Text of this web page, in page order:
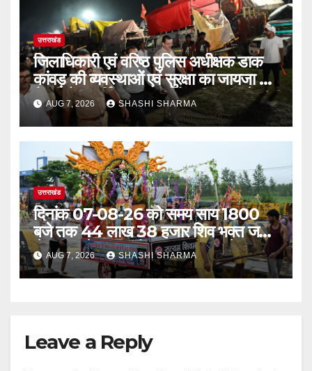
उत्तराखंड
जिलाधिकारी एवं वरिष्ठ पुलिस अधीक्षक डाक
कांवड़ की व्यवस्थाओं एवं सुरक्षा का जायजा लेने
बैरागी कैंप पार्किंग स्थल जीरो ग्राउंड पर देर
रात्रि पहुंचे
AUG 7, 2026 SHASHI SHARMA
उत्तराखंड
दिनांक 07-08-26 को समय साय 1800
बजे तक 44 लाख 38 हजार शिव भक्त जल
लेकर अपने गंतव्य को प्रस्थान कर चुके
AUG 7, 2026 SHASHI SHARMA
Leave a Reply